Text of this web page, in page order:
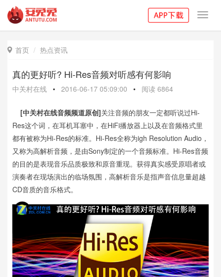
 首页 热点资讯
真的更好听? Hi-Res音频对听感有何影响
中关村在线 • 2016-06-17 05:09:00 • 阅读 6864
[中关村在线音频频道原创]关注音频的朋友一定都听说过Hi-
Res这个词，在耳机耳塞中，在HiFi播放器上以及在音频格式里
都有被称为Hi-Res的标准。Hi-Res全称为igh Resolution Audio，
又称为高解析音频，是由Sony制定的一个音频标准。Hi-Res音频
的目的是表现音乐品质极致和原音重现。获得真实感受原唱者或
演奏者在现场演出的临场氛围，高解析音乐是指声音信息量超越
CD音质的音乐格式。